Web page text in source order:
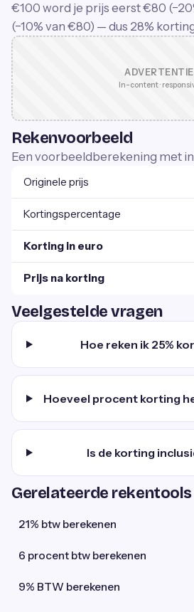
€100 word je prijs eerst €80
(−10% van €80) — dus 28%
ADVERTENTIE
In-content ·
Rekenvoorbeeld
Een voorbeeldberekening met
Originele prijs
Kortingspercentage
Korting in euro
Prijs na korting
Veelgestelde vragen
Hoe reken ik 25%
Hoeveel procent korting
Is de korting
Gerelateerde rekentools
21% btw berekenen
6 procent btw berekenen
9% BTW berekenen